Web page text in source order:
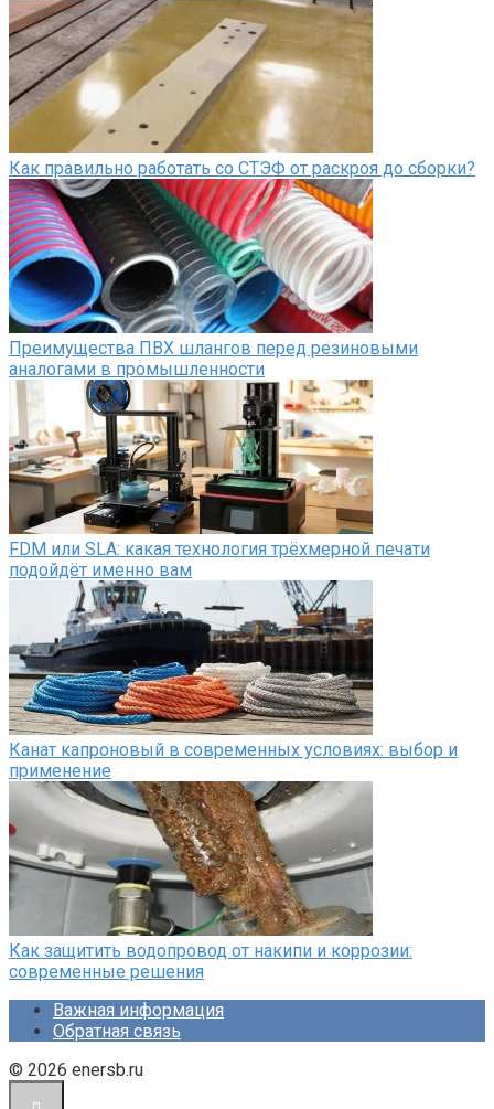
Как правильно работать со СТЭФ от раскроя до сборки?
Преимущества ПВХ шлангов перед резиновыми
аналогами в промышленности
FDM или SLA: какая технология трёхмерной печати
подойдёт именно вам
Канат капроновый в современных условиях: выбор и
применение
Как защитить водопровод от накипи и коррозии:
современные решения
Важная информация
Обратная связь
© 2026 enersb.ru